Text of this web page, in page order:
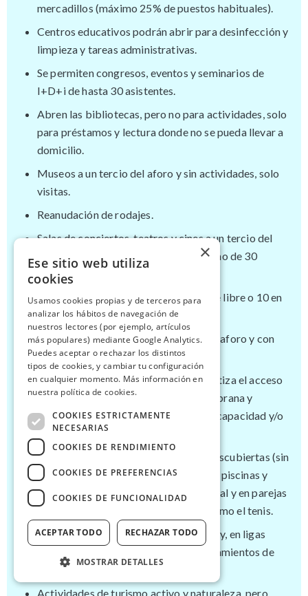
mercadillos (máximo 25% de puestos habituales).
Centros educativos podrán abrir para desinfección y
limpieza y tareas administrativas.
Se permiten congresos, eventos y seminarios de
I+D+i de hasta 30 asistentes.
Abren las bibliotecas, pero no para actividades, solo
para préstamos y lectura donde no se pueda llevar a
domicilio.
Museos a un tercio del aforo y sin actividades, solo
visitas.
Reanudación de rodajes.
Salas de conciertos, teatros y cines a un tercio del
aforo y, si el local es cerrado, un máximo de 30
personas; si es abierto, de 200.
Velatorios de hasta 15 personas al aire libre o 10 en
espacios cerrados.
Apertura de centros de culto a 1/3 del aforo y con
limitaciones.
Servicios sociales en marcha. Se garantiza el acceso
a terapia, rehabilitación, atención temprana y
atención diurna para personas con discapacidad y/o
en situación de dependencia.
Uso de las instalaciones deportivas descubiertas (sin
techo ni paredes) al aire libre, excepto piscinas y
otras zonas de agua, de forma individual y en parejas
en deportes que permitan distancia como el tenis.
Abren los centros de alto rendimiento y, en ligas
profesionales, se podrán hacer entrenamientos de
diez personas pero sin contacto.
Actividades de turismo activo y naturaleza, pero
×
Ese sitio web utiliza
cookies
Usamos cookies propias y de terceros para
analizar los hábitos de navegación de
nuestros lectores (por ejemplo, artículos
más populares) mediante Google Analytics.
Puedes aceptar o rechazar los distintos
tipos de cookies, y cambiar tu configuración
en cualquier momento. Más información en
nuestra política de cookies.
COOKIES ESTRICTAMENTE
NECESARIAS
COOKIES DE RENDIMIENTO
COOKIES DE PREFERENCIAS
COOKIES DE FUNCIONALIDAD
ACEPTAR TODO RECHAZAR TODO
MOSTRAR DETALLES